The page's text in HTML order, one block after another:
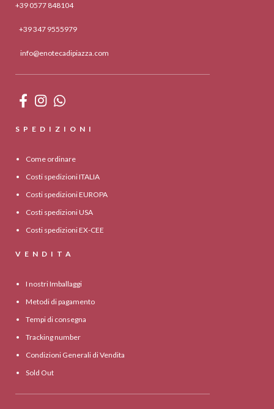
+39 0577 848104
+39 347 9555979
info@enotecadipiazza.com
SPEDIZIONI
Come ordinare
Costi spedizioni ITALIA
Costi spedizioni EUROPA
Costi spedizioni USA
Costi spedizioni EX-CEE
VENDITA
I nostri Imballaggi
Metodi di pagamento
Tempi di consegna
Tracking number
Condizioni Generali di Vendita
Sold Out